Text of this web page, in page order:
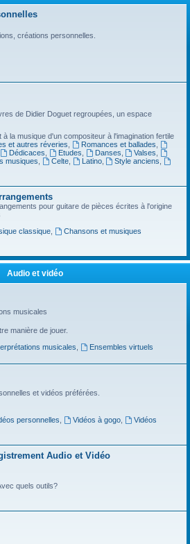
créations personnelles.
de Didier Doguet regroupées, un espace
la musique d'un compositeur à l'imagination fertile
et autres réveries Romances et ballades
Dédicaces Etudes Danses Valses
musiques Celte, Latino, Style anciens
pour guitare de pièces écrites à l'origine
classique,
Chansons et musiques
Audio et vidéo
musicales
manière de jouer.
musicales
Ensembles virtuels
et vidéos préférées.
personnelles Vidéos à gogo,
Vidéos
Audio et Vidéo
quels outils?